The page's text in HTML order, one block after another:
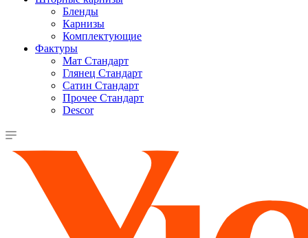
Бленды
Карнизы
Комплектующие
Фактуры
Мат Стандарт
Глянец Стандарт
Сатин Стандарт
Прочее Стандарт
Descor